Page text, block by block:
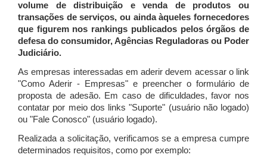
volume de distribuição e venda de produtos ou
transações de serviços, ou ainda àqueles fornecedores
que figurem nos rankings publicados pelos órgãos de
defesa do consumidor, Agências Reguladoras ou Poder
Judiciário.
As empresas interessadas em aderir devem acessar o link
"Como Aderir - Empresas" e preencher o formulário de
proposta de adesão. Em caso de dificuldades, favor nos
contatar por meio dos links "Suporte" (usuário não logado)
ou "Fale Conosco" (usuário logado).
Realizada a solicitação, verificamos se a empresa cumpre
determinados requisitos, como por exemplo: